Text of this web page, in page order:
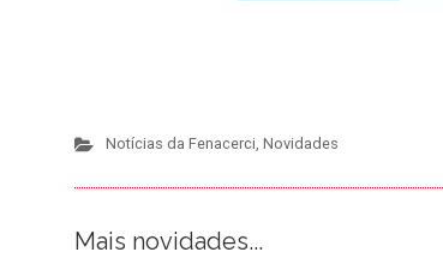
Notícias da Fenacerci, Novidades
Mais novidades...